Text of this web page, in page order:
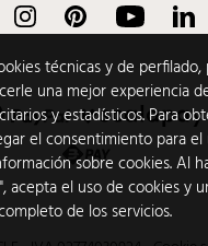
técnicas y de perfilado,
una mejor experiencia
y estadísticos. Para
el consentimiento para el
sobre cookies. Al
acepta el uso de cookies y
de los servicios.
Instagram Pinterest YouTube